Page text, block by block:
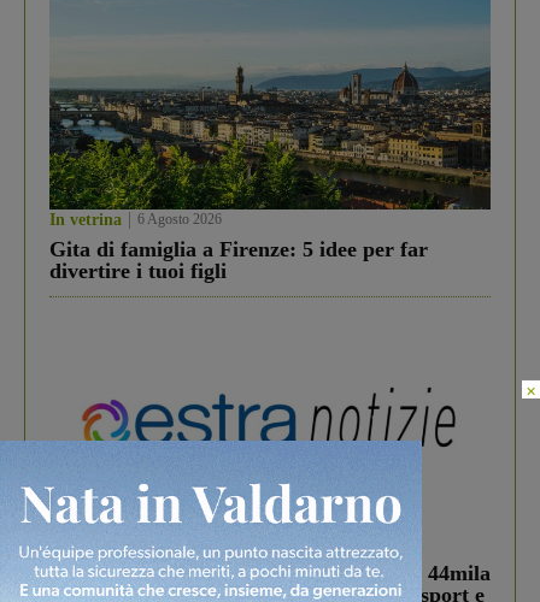
In vetrina 6 Agosto 2026
Gita di famiglia a Firenze: 5 idee per far
divertire i tuoi figli
In vetrina 3 Agosto 2026
Estra Notizie agosto: Smart Cities, oltre 44mila
studenti coinvolti, torna il bando per lo sport e
×